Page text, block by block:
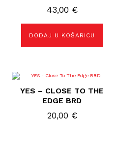
43,00 €
DODAJ U KOŠARICU
YES – CLOSE TO THE
EDGE BRD
20,00 €